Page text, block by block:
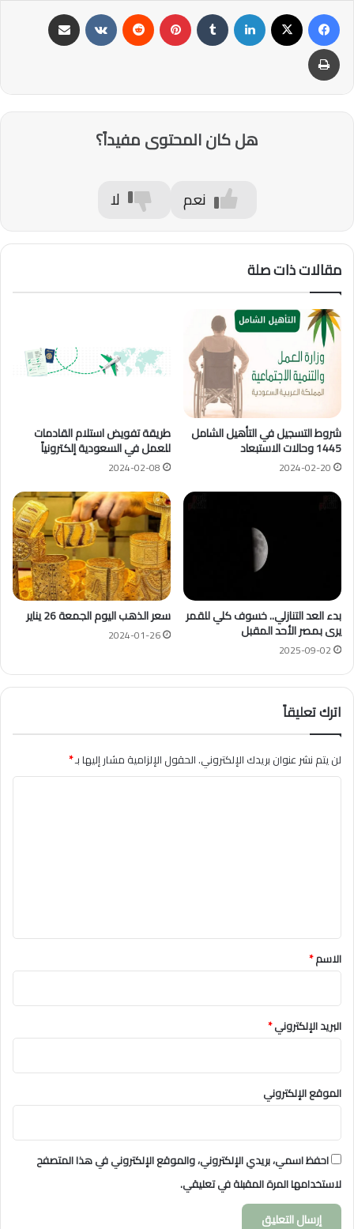
هل كان المحتوى مفيداً؟
نعم لا
مقالات ذات صلة
شروط التسجيل في التأهيل الشامل
1445 وحالات الاستبعاد
2024-02-20
طريقة تفويض استلام القادمات
للعمل في السعودية إلكترونياً
2024-02-08
بدء العد التنازلي.. خسوف كلي للقمر
يرى بمصر الأحد المقبل
2025-09-02
سعر الذهب اليوم الجمعة 26 يناير
2024-01-26
اترك تعليقاً
لن يتم نشر عنوان بريدك الإلكتروني.الحقول الإلزامية مشار إليها بـ*
*
الاسم*
البريد الإلكتروني*
الموقع الإلكتروني
احفظ اسمي، بريدي الإلكتروني، والموقع الإلكتروني في هذا المتصفح
لاستخدامها المرة المقبلة في تعليقي.